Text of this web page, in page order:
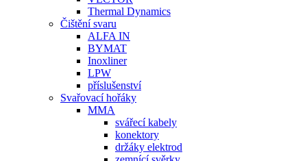
Thermal Dynamics
Čištění svaru
ALFA IN
BYMAT
Inoxliner
LPW
příslušenství
Svařovací hořáky
MMA
svářecí kabely
konektory
držáky elektrod